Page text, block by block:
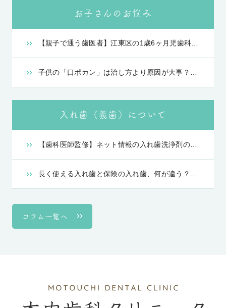
お子さんのお悩み
入れ歯（義歯）について
コラム一覧へ